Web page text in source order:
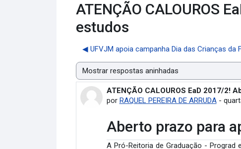
ATENÇÃO CALOUROS
estudos
◀︎ UFVJM apoia campanha Dia das Crianças da
Modo de visualização
ATENÇÃO CALOUROS EaD 2017/2!
por RAQUEL PEREIRA DE ARRUDA-
Número de respostas: 0
Aberto prazo para
A Pró-Reitoria de Graduação - Prograd